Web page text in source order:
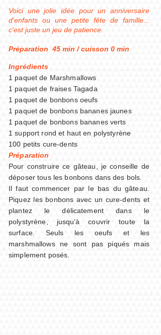
Voici une jolie idée pour un anniversaire
d'enfants ou une petite fête de famille...
c'est juste un jeu de patience.
Préparation 45 min / cuisson 0 min
Ingrédients
1 paquet de Marshmallows
1 paquet de fraises Tagada
1 paquet de bonbons oeufs
1 paquet de bonbons bananes jaunes
1 paquet de bonbons bananes verts
1 support rond et haut en polystyrène
100 petits cure-dents
Préparation
Pour construire ce gâteau, je conseille de
déposer tous les bonbons dans des bols.
Il faut commencer par le bas du gâteau.
Piquez les bonbons avec un cure-dents et
plantez le délicatement dans le
polystyrène, jusqu'à couvrir toute la
surface. Seuls les oeufs et les
marshmallows ne sont pas piqués mais
simplement posés.